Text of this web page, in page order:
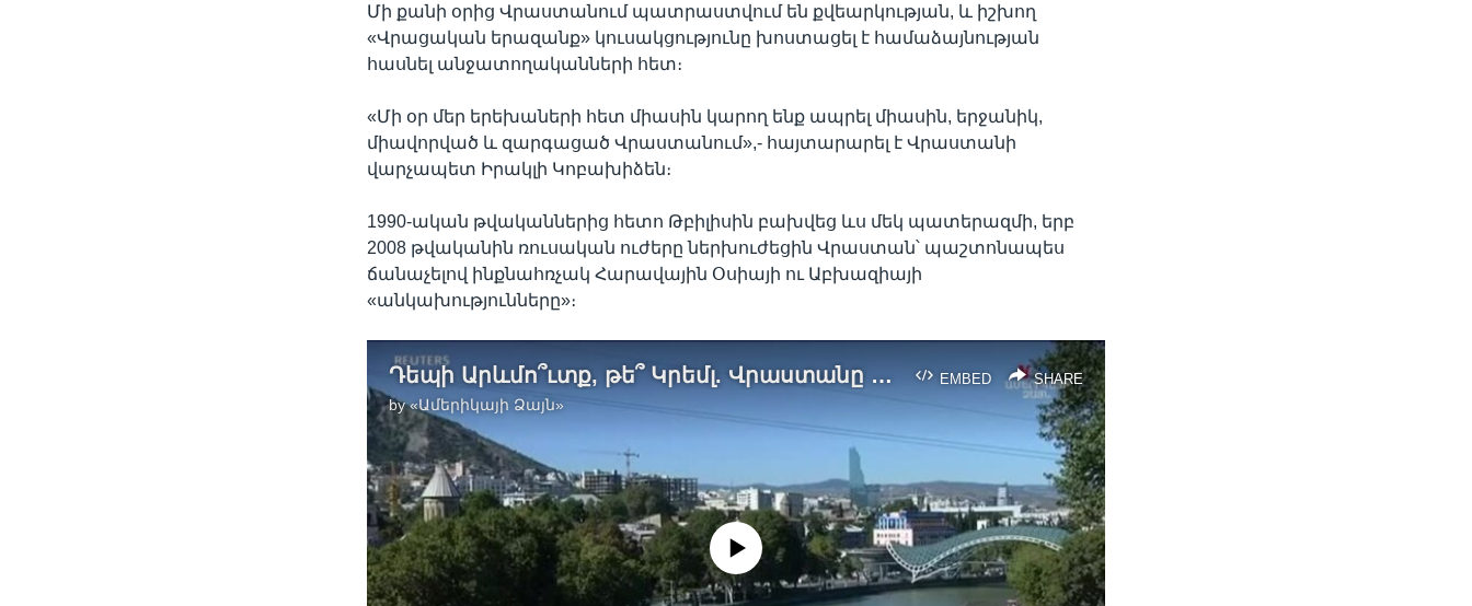
Մի քանի օրից Վրաստանում պատրաստվում են քվեարկության, և իշխող
«Վրացական երազանք» կուսակցությունը խոստացել է համաձայնության
հասնել անջատողականների հետ։
«Մի օր մեր երեխաների հետ միասին կարող ենք ապրել միասին, երջանիկ,
միավորված և զարգացած Վրաստանում»,- հայտարարել է Վրաստանի
վարչապետ Իրակլի Կոբախիձեն։
1990-ական թվականներից հետո Թբիլիսին բախվեց ևս մեկ պատերազմի, երբ
2008 թվականին ռուսական ուժերը ներխուժեցին Վրաստան՝ պաշտոնապես
ճանաչելով ինքնահռչակ Հարավային Օսիայի ու Աբխազիայի
«անկախությունները»։
EMBED SHARE
Դեպի Արևմո՞ւտք, թե՞ Կրեմլ. Վրաստանը ընտրության շեմին
by«Ամերիկայի Ձայն»
No media source currently available